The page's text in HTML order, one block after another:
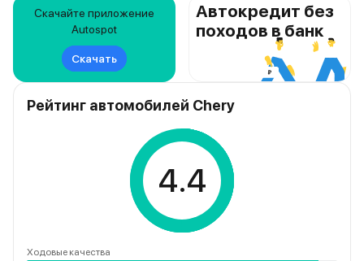
Скачайте приложение
Autospot
Скачать
Автокредит без
походов в банк
Рейтинг автомобилей Chery
4.4
Ходовые качества